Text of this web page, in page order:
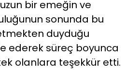
bir emeğin ve
sonunda bu
duyduğu
ederek süreç boyunca
olanlara teşekkür etti.